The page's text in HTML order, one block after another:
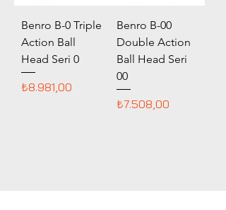
Benro B-0 Triple
Action Ball
Head Seri 0
Fiyat
₺8.981,00
Benro B-00
Double Action
Ball Head Seri
00
Fiyat
₺7.508,00